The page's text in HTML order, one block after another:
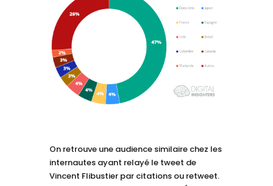
On retrouve une audience similaire chez les
internautes ayant relayé le tweet de
Vincent Flibustier par citations ou retweet.